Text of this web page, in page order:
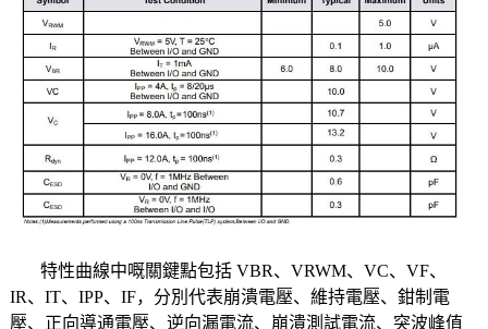
特性曲線中嘅關鍵點包括 VBR、VRWM、VC、VF、
IR、IT、IPP、IF，分別代表崩潰電壓、維持電壓、鉗制電
壓、正向導通電壓、逆向漏電流、崩潰測試電流、突波峰值